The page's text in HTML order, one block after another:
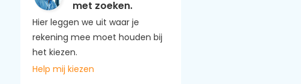
met zoeken.
Hier leggen we uit waar je
rekening mee moet houden bij
het kiezen.
Help mij kiezen